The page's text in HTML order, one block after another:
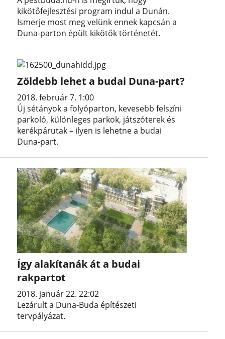
kikötőfejlesztési program indul a Dunán.
Ismerje most meg velünk ennek kapcsán a
Duna-parton épült kikötők történetét.
Zöldebb lehet a budai Duna-part?
2018. február 7. 1:00
Új sétányok a folyóparton, kevesebb felszíni
parkoló, különleges parkok, játszóterek és
kerékpárutak – ilyen is lehetne a budai
Duna-part.
Így alakítanák át a budai
rakpartot
2018. január 22. 22:02
Lezárult a Duna-Buda építészeti
tervpályázat.